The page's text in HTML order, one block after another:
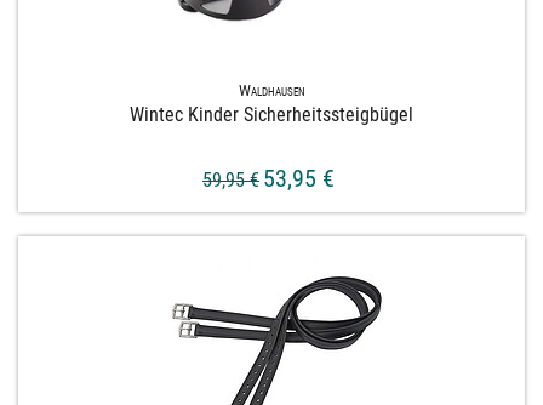
Waldhausen
Wintec Kinder Sicherheitssteigbügel
59,95 € 53,95 €